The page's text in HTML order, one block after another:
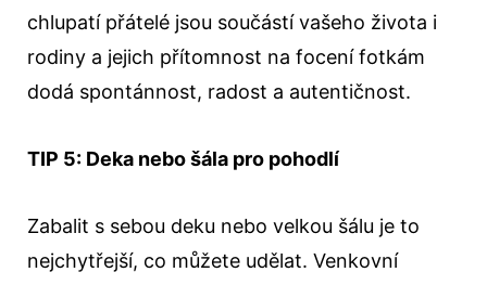
chlupatí přátelé jsou součástí vašeho života i
rodiny a jejich přítomnost na focení fotkám
dodá spontánnost, radost a autentičnost.
TIP 5: Deka nebo šála pro pohodlí
Zabalit s sebou deku nebo velkou šálu je to
nejchytřejší, co můžete udělat. Venkovní